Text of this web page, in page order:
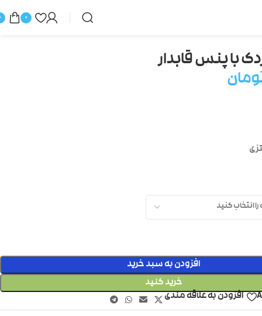
0
با پنس قابدار
افزودن به سبد خرید
خرید کنید
افزودن به علاقه مندی